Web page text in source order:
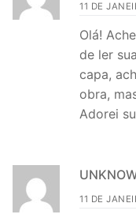
11 DE
Olá!
de ler
capa,
obra,
Adorei
11 DE